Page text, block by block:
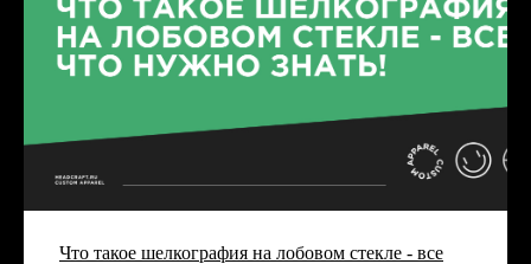
Что такое шелкография на лобовом стекле - все
*instagram, принадлежит компании Meta Platforms, которая
считается экстремистской и ее деятельность запрещена в